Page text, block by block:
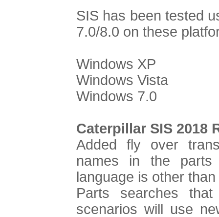
SIS has been tested
7.0/8.0 on these
Windows XP
Windows Vista
Windows 7.0
Caterpillar SIS 2018
Added fly over
names in the
language is other
Parts searches
scenarios will use